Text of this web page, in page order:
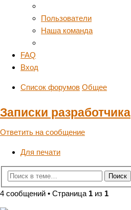
Пользователи
Наша команда
FAQ
Вход
Список форумов Общее
Записки разработчика
Ответить на сообщение
Для печати
Поиск
4 сообщений • Страница 1 из 1